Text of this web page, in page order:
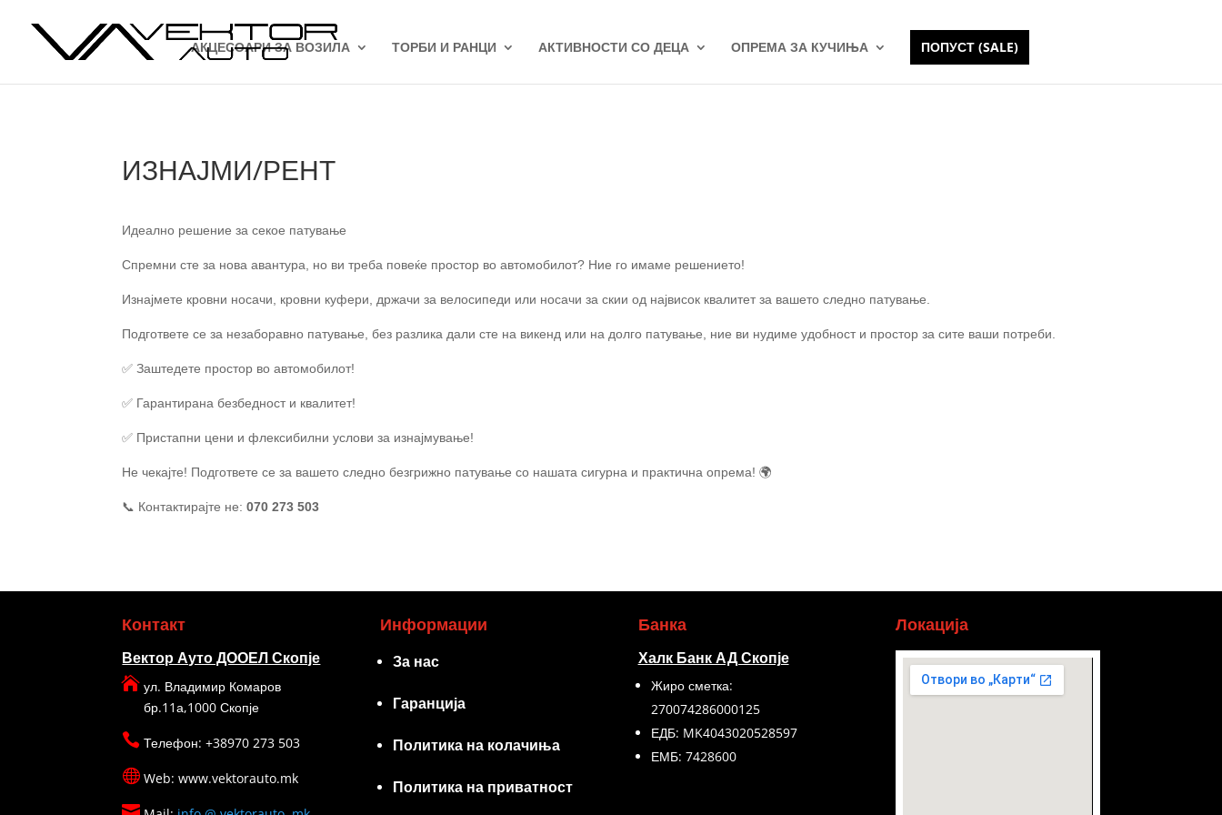
АКЦЕСОАРИ ЗА ВОЗИЛА ТОРБИ И РАНЦИ АКТИВНОСТИ СО ДЕЦА ОПРЕМА ЗА КУЧИЊА ПОПУСТ (SALE)
ИЗНАЈМИ/РЕНТ
Идеално решение за секое патување
Спремни сте за нова авантура, но ви треба повеќе простор во автомобилот? Ние го имаме решението!
Изнајмете кровни носачи, кровни куфери, држачи за велосипеди или носачи за скии од највисок квалитет за вашето следно патување.
Подгответе се за незаборавно патување, без разлика дали сте на викенд или на долго патување, ние ви нудиме удобност и простор за сите ваши потреби.
✅Заштедете простор во автомобилот!
✅ Гарантирана безбедност и квалитет!
✅ Пристапни цени и флексибилни услови за изнајмување!
Не чекајте! Подгответе се за вашето следно безгрижно патување со нашата сигурна и практична опрема!🌍
📞 Контактирајте не:070 273 503
Контакт
Вектор Ауто ДООЕЛ Скопје
 ул. Владимир Комаров
бр.11а,1000 Скопје
 Телефон: +38970 273 503
 Web: www.vektorauto.mk

Информации
За нас
Гаранција
Политика на колачиња
Политика на приватност
Банка
Халк Банк АД Скопје
Жиро сметка:
270074286000125
ЕДБ: MK4043020528597
ЕМБ: 7428600
Локација